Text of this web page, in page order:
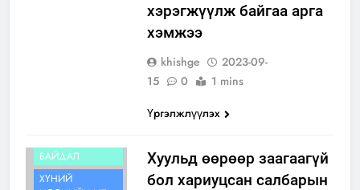
хэрэгжүүлж байгаа арга
хэмжээ
khishge
2023-09-
15
0
1 mins
Үргэлжлүүлэх
БАЙДАЛ
ХҮНИЙ
Хуульд өөрөөр заагаагүй
бол хариуцсан салбарын